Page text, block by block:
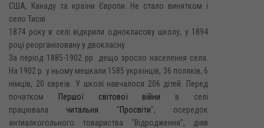
США, Канаду та країни Європи. Не стало винятком і
село Тисів.
1874 року в селі відкрили однокласову школу, у 1894
році реорганізовану у двокласну.
За період 1885-1902 pp. дещо зросло населення села.
На 1902 р. у ньому мешкали 1585 українців, 36 поляків, 6
німців, 20 євреїв. У школі навчалося 206 дітей. Перед
початком
Першої світової війни в селі
працювала читальня "Просвіти", осередок
антиалкогольного товариства "Відродження", діяв